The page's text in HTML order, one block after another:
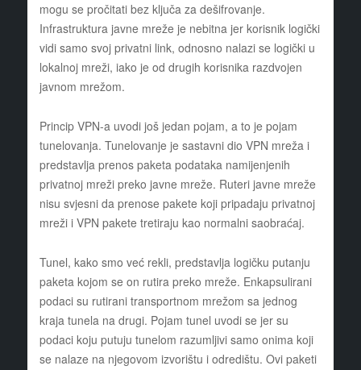
mogu se pročitati bez ključa za dešifrovanje.
Infrastruktura javne mreže je nebitna jer korisnik logički
vidi samo svoj privatni link, odnosno nalazi se logički u
lokalnoj mreži, iako je od drugih korisnika razdvojen
javnom mrežom.
Princip VPN-a uvodi još jedan pojam, a to je pojam
tunelovanja. Tunelovanje je sastavni dio VPN mreža i
predstavlja prenos paketa podataka namijenjenih
privatnoj mreži preko javne mreže. Ruteri javne mreže
nisu svjesni da prenose pakete koji pripadaju privatnoj
mreži i VPN pakete tretiraju kao normalni saobraćaj.
Tunel, kako smo već rekli, predstavlja logičku putanju
paketa kojom se on rutira preko mreže. Enkapsulirani
podaci su rutirani transportnom mrežom sa jednog
kraja tunela na drugi. Pojam tunel uvodi se jer su
podaci koju putuju tunelom razumljivi samo onima koji
se nalaze na njegovom izvorištu i odredištu. Ovi paketi